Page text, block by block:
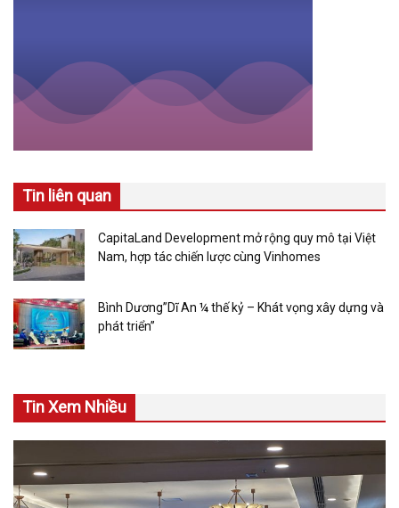
Tin liên quan
CapitaLand Development mở rộng quy mô tại Việt
Nam, hợp tác chiến lược cùng Vinhomes
Bình Dương”Dĩ An ¼ thế kỷ – Khát vọng xây dựng và
phát triển”
Tin Xem Nhiều